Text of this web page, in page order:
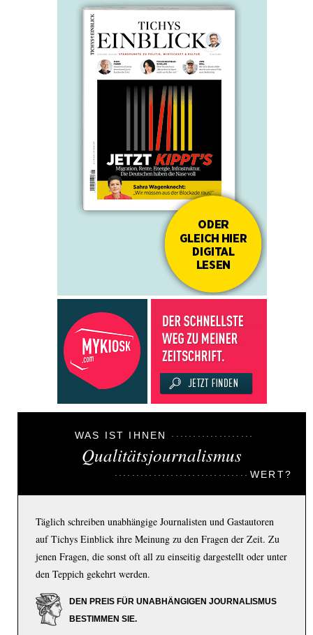
WAS IST IHNEN
Qualitätsjournalismus
WERT?
Täglich schreiben unabhängige Journalisten und Gastautoren
auf Tichys Einblick ihre Meinung zu den Fragen der Zeit. Zu
jenen Fragen, die sonst oft all zu einseitig dargestellt oder unter
den Teppich gekehrt werden.
DEN PREIS FÜR UNABHÄNGIGEN JOURNALISMUS
BESTIMMEN SIE.